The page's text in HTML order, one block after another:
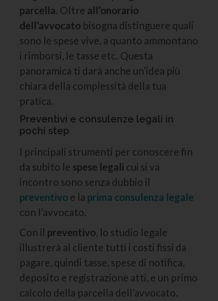
parcella. Oltre all’onorario
dell’avvocato bisogna distinguere quali
sono le spese vive, a quanto ammontano
i rimborsi, le tasse etc. Questa
panoramica ti darà anche un’idea più
chiara della complessità della tua
pratica.
Preventivi e consulenze legali in
pochi step
I principali strumenti per conoscere fin
da subito le spese legali cui si va
incontro sono senza dubbio il
preventivo e la prima consulenza legale
con l’avvocato.
Con il preventivo, lo studio legale
illustrerà al cliente tutti i costi fissi da
pagare, quindi tasse, spese di notifica,
deposito e registrazione atti, e un primo
calcolo della parcella dell’avvocato.